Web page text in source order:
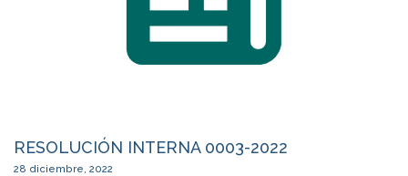
RESOLUCIÓN INTERNA 0003-2022
28 diciembre, 2022